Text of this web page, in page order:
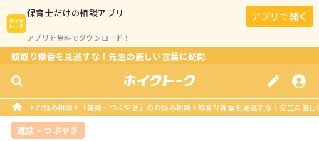
保育士だけの相談アプリ
アプリを無料でダウンロード！
アプリで開く
蚊取り線香を見逃すな！先生の厳しい言葉に疑問
お悩み相談 「雑談・つぶやき」のお悩み相談 蚊取り線香を見逃すな！先生の厳し
雑談・つぶやき